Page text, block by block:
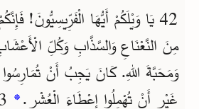
42 يَا وَيْلَكُمْ أَيُّهَا الْفَرِّيسِيُّونَ!
مِنَ النَّعْنَاعِ وَالسَّذَّابِ وَكُلِّ
وَمَحَبَّةَ اللهِ. كَانَ يَجِبُ أَنْ
غَيْرِ أَنْ تُهْمِلُوا إِعْطَاءَ الْعُشْرِ.*